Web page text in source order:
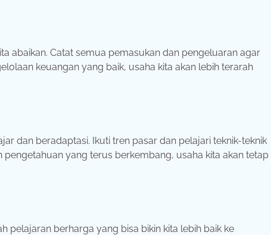
abaikan. Catat semua pemasukan dan pengeluaran agar
keuangan yang baik, usaha kita akan lebih terarah
dan beradaptasi. Ikuti tren pasar dan pelajari teknik-teknik
yang terus berkembang, usaha kita akan tetap
pelajaran berharga yang bisa bikin kita lebih baik ke